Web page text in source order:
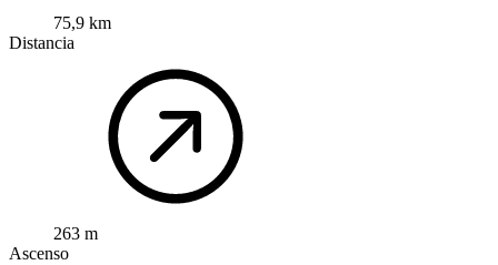
75,9 km
Distancia
263 m
Ascenso